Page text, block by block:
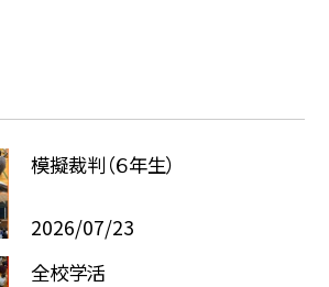
模擬裁判（６年生）
2026/07/23
全校学活